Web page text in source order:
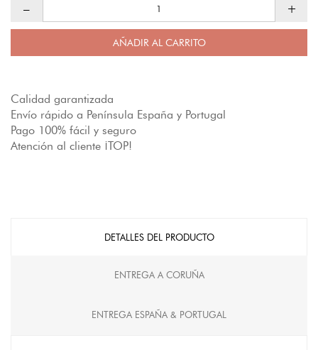
– +
AÑADIR AL CARRITO
Calidad garantizada
Envío rápido a Península España y Portugal
Pago 100% fácil y seguro
Atención al cliente ¡TOP!
DETALLES DEL PRODUCTO
ENTREGA A CORUÑA
ENTREGA ESPAÑA & PORTUGAL